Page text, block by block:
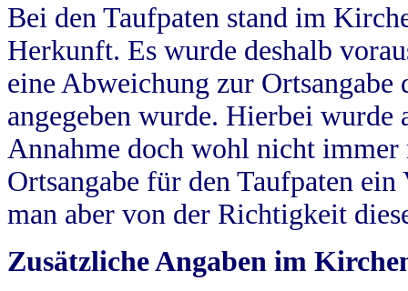
Bei den Taufpaten stand im
Herkunft. Es wurde deshalb
eine Abweichung zur
angegeben wurde. Hierbei wurde
Annahme doch wohl nicht
Ortsangabe für den Taufpaten
man aber von der Richtigkeit
Zusätzliche Angaben im